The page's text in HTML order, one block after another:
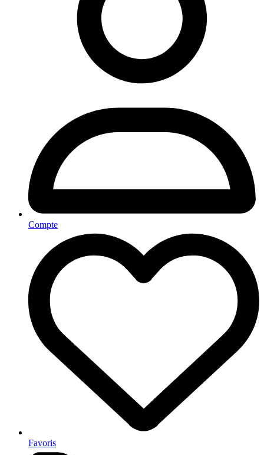
Compte
Favoris